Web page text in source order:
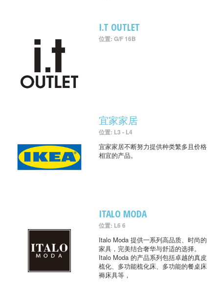
I.T OUTLET
位置: G/F 16B
宜家家居
位置: L3 - L4
宜家家居不断努力提供种类繁多且价格
相宜的产品。
ITALO MODA
位置: L6 6
Italo Moda 提供一系列高品质、时尚的
家具，完美结合奢华与舒适的选择。
Italo Moda 的产品系列包括卓越的真皮
梳化、多功能梳化床、多功能的餐桌床
褥床具等，